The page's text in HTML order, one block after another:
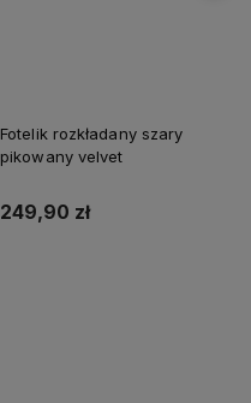
Fotelik rozkładany szary
pikowany velvet
249,90 zł